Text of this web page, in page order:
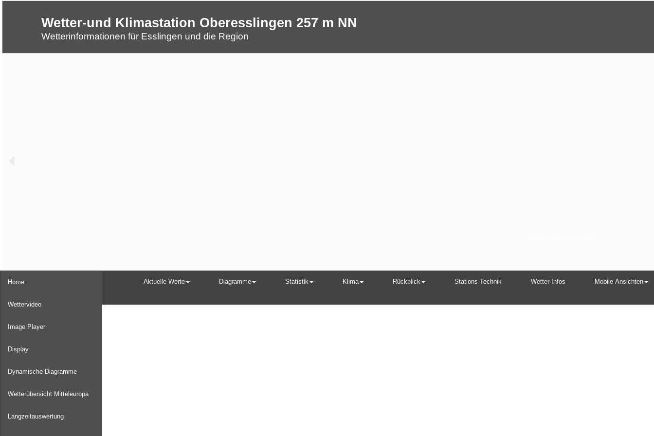
Aktuelle Werte Diagramme Statistik Klima Rückblick Stations-Technik Wetter-Infos Mobile Ansichten
Home
Wettervideo
Image Player
Display
Dynamische Diagramme
Wetterübersicht Mitteleuropa
Langzeitauswertung
Wetter-und Klimastation Oberesslingen 257 m NN
Wetterinformationen für Esslingen und die Region
Wetter-und Klimastation Oberesslingen 257 m NN
Wetterinformationen für Esslingen und die Region